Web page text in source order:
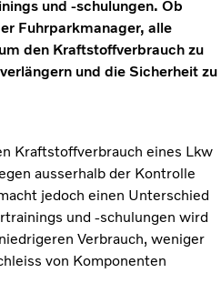
und -schulungen. Ob
Fuhrparkmanager, alle
den Kraftstoffverbrauch zu
und die Sicherheit zu
Kraftstoffverbrauch eines Lkw
ausserhalb der Kontrolle
jedoch einen Unterschied
und -schulungen wird
Verbrauch, weniger
von Komponenten